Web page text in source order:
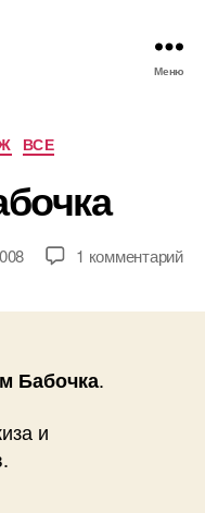
Меню
ВСЕ
1 комментарийк
Бабочка.
и